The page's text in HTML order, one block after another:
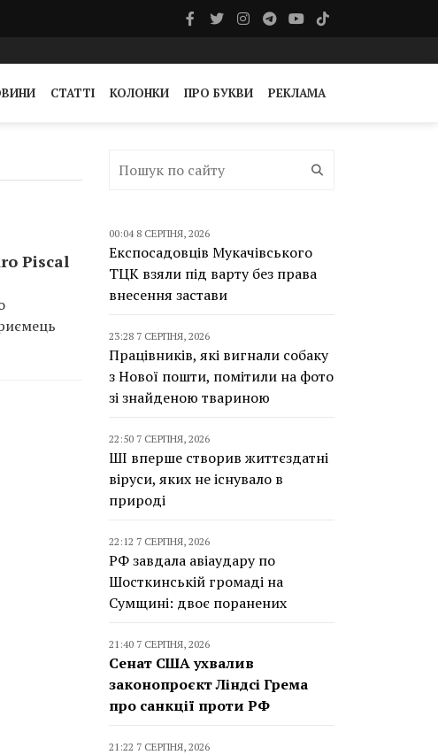
СТАТТІ КОЛОНКИ ПРО БУКВИ РЕКЛАМА
Piscal
00:04 8 СЕРПНЯ, 2026
Експосадовців Мукачівського
ТЦК взяли під варту без права
внесення застави
23:28 7 СЕРПНЯ, 2026
Працівників, які вигнали собаку
з Нової пошти, помітили на фото
зі знайденою твариною
22:50 7 СЕРПНЯ, 2026
ШІ вперше створив життєздатні
віруси, яких не існувало в
природі
22:12 7 СЕРПНЯ, 2026
РФ завдала авіаудару по
Шосткинській громаді на
Сумщині: двоє поранених
21:40 7 СЕРПНЯ, 2026
Сенат США ухвалив
законопроєкт Ліндсі Грема
про санкції проти РФ
21:22 7 СЕРПНЯ, 2026